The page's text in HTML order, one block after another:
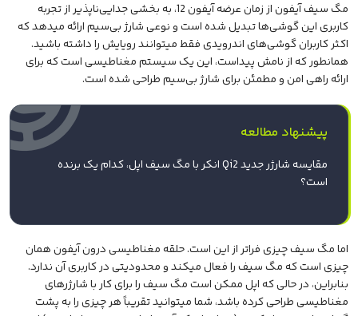
مگ سیف آیفون از زمان عرضه آیفون 12، به بخشی جدایی‌ناپذیر از تجربه
کاربری این گوشی‌ها تبدیل شده است و نوعی شارژ بی‌سیم ارائه میدهد که
اکثر کاربران گوشی‌های اندرویدی فقط میتوانند رویایش را داشته باشید.
همانطور که از نامش پیداست، این یک سیستم مغناطیسی است که برای
ارائه راهی امن و مطمئن برای شارژ بی‌سیم طراحی شده است.
پیشنهاد مطالعه
مقایسه شارژر جدید Qi2 انکر با مگ سیف اپل، کدام یک برنده
است؟
اما مگ سیف چیزی فراتر از این است. حلقه مغناطیسی درون آیفون همان
چیزی است که مگ سیف را فعال میکند و محدودیتی در کاربری آن ندارد.
بنابراین، در حالی که اپلممکن است مگ سیف را برای کار با شارژرهای
مغناطیسی طراحی کرده باشد، شما میتوانید تقریباً هر چیزی را به پشت